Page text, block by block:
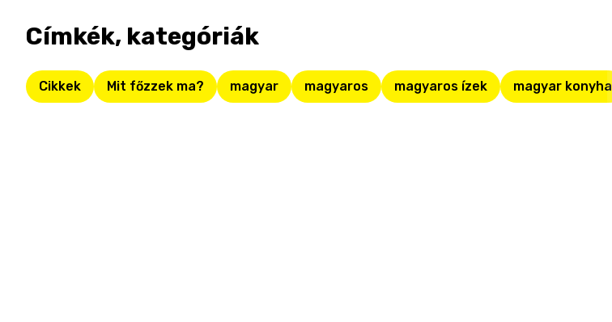
Címkék, kategóriák
Cikkek Mit főzzek ma? magyar magyaros magyaros ízek magyar konyha